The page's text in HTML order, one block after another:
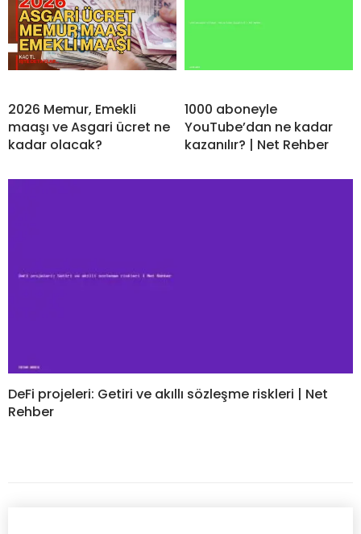
2026 Memur, Emekli
maaşı ve Asgari ücret ne
kadar olacak?
1000 aboneyle
YouTube’dan ne kadar
kazanılır? | Net Rehber
DeFi projeleri: Getiri ve akıllı sözleşme riskleri | Net
Rehber